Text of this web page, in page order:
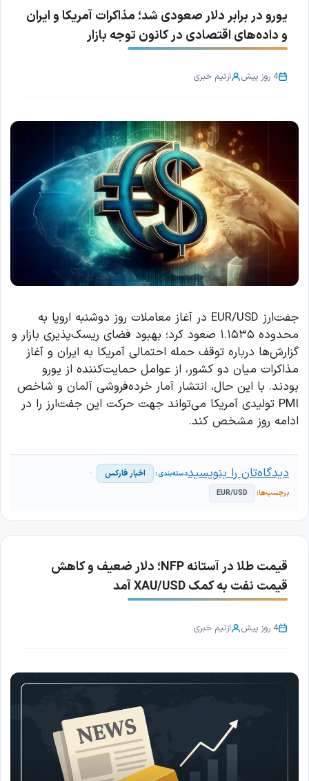
یورو در برابر دلار صعودی شد؛ مذاکرات آمریکا و ایران
و داده‌های اقتصادی در کانون توجه بازار
4 روز پیش ازتیم خبری
جفت‌ارز EUR/USD در آغاز معاملات روز دوشنبه اروپا به
محدوده ۱.۱۵۳۵ صعود کرد؛ بهبود فضای ریسک‌پذیری بازار و
گزارش‌ها درباره توقف حمله احتمالی آمریکا به ایران و آغاز
مذاکرات میان دو کشور، از عوامل حمایت‌کننده از یورو
بودند. با این حال، انتشار آمار خرده‌فروشی آلمان و شاخص
PMI تولیدی آمریکا می‌تواند جهت حرکت این جفت‌ارز را در
ادامه روز مشخص کند.
اخبار فارکس
EUR/USD
دیدگاه‌تان را بنویسید
قیمت طلا در آستانه NFP؛ دلار ضعیف و کاهش
قیمت نفت به کمک XAU/USD آمد
4 روز پیش ازتیم خبری